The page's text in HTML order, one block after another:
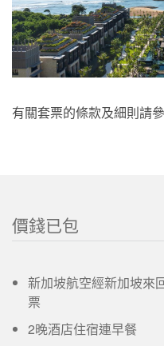
有關套票的條款及細則請
價錢已包
新加坡航空經新加坡來
票
2晚酒店住宿連早餐